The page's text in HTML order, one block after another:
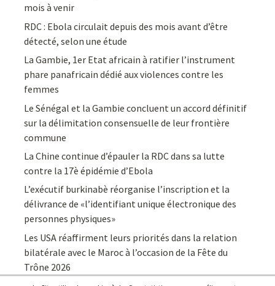
mois à venir
RDC : Ebola circulait depuis des mois avant d’être
détecté, selon une étude
La Gambie, 1er Etat africain à ratifier l’instrument
phare panafricain dédié aux violences contre les
femmes
Le Sénégal et la Gambie concluent un accord définitif
sur la délimitation consensuelle de leur frontière
commune
La Chine continue d’épauler la RDC dans sa lutte
contre la 17è épidémie d’Ebola
L’exécutif burkinabè réorganise l’inscription et la
délivrance de «l’identifiant unique électronique des
personnes physiques»
Les USA réaffirment leurs priorités dans la relation
bilatérale avec le Maroc à l’occasion de la Fête du
Trône 2026